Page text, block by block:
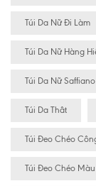
Túi Da Nữ Đi Làm
Túi Da Nữ Hàng
Túi Da Nữ Saffiano
Túi Da Thât
Túi Đeo Chéo
Túi Đeo Chéo